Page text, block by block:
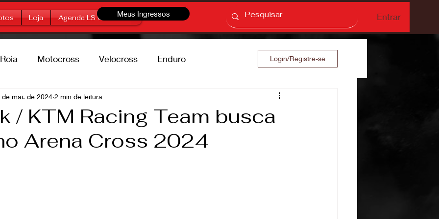
Loja Agenda LS OffroadMeus Ingressos Entrar
Motocross Velocross Enduro
Marcas
Login/Registre-se
/ KTM Racing Team busca
Arena Cross 2024
de mai. de 2024 2 min de leitura